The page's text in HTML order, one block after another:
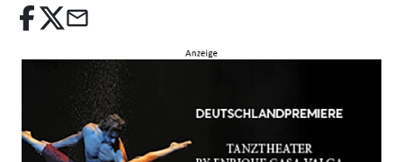
email